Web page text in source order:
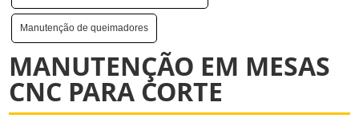
Manutenção de queimadores
MANUTENÇÃO EM MESAS
CNC PARA CORTE